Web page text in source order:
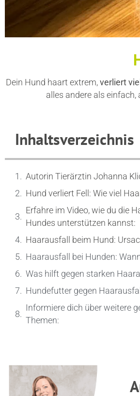
Dein Hund haart extrem,verliert viel
alles andere als
Inhaltsverzeichnis
Autorin Tierärztin Johanna
Hund verliert Fell: Wie viel
Erfahre im Video, wie du die
Hundes unterstützen kannst:
Haarausfall beim Hund:
Haarausfall bei Hunden:
Was hilft gegen starken
Hundefutter gegen Haarausfall
Informiere dich über weitere
Themen: